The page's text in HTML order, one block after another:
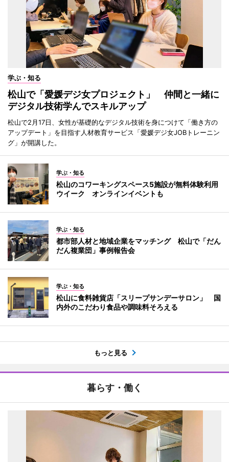
学ぶ・知る
松山で「愛媛デジ女プロジェクト」 仲間と一緒に
デジタル技術学んでスキルアップ
松山で2月17日、女性が基礎的なデジタル技術を身につけて「働き方の
アップデート」を目指す人材教育サービス「愛媛デジ女JOBトレーニン
グ」が開講した。
学ぶ・知る
松山のコワーキングスペース5施設が無料体験利用
ウイーク オンラインイベントも
学ぶ・知る
都市部人材と地域企業をマッチング 松山で「だん
だん複業団」事例報告会
学ぶ・知る
松山に食料雑貨店「スリープサンデーサロン」 国
内外のこだわり食品や調味料そろえる
もっと見る
暮らす・働く